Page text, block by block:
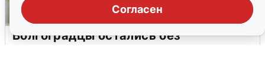
Согласен
Волгоградцы остались без